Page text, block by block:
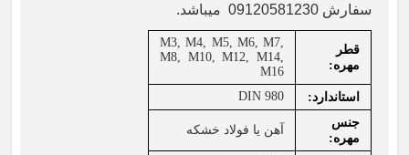
سفارش 09120581230 میباشد.
قطر
مهره:
M3, M4, M5, M6, M7,
M8, M10, M12, M14,
M16
استاندارد:
DIN 980
جنس
مهره:
آهن یا فولاد خشکه